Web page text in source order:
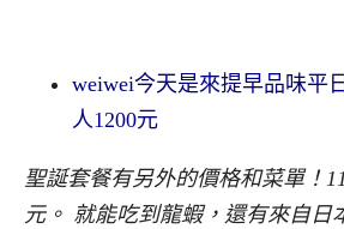
weiwei今天是來提早品味平
人1200元
聖誕套餐有另外的價格和菜單！
元。 就能吃到龍蝦，還有來自日